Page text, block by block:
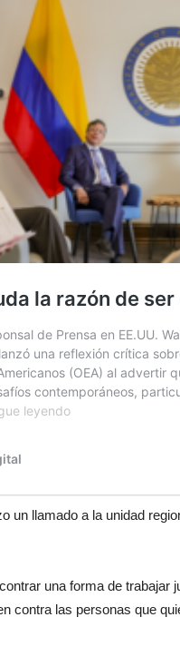
un llamado a la unidad
una forma de trabajar
contra las personas que